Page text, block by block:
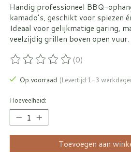
Handig professioneel BBQ-
kamado’s, geschikt voor spiezen
Ideaal voor gelijkmatige garing,
veelzijdig grillen boven open vuur.
De beoordeling van dit product is
(0)
Op voorraad (Levertijd:1-3
Hoeveelheid:
Toevoegen aan